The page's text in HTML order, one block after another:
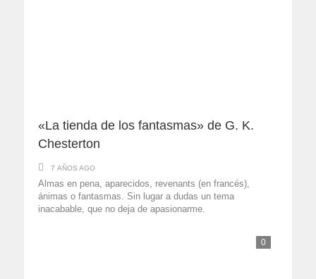
«La tienda de los fantasmas» de G. K.
Chesterton
7 AÑOS AGO
Almas en pena, aparecidos, revenants (en francés),
ánimas o fantasmas. Sin lugar a dudas un tema
inacabable, que no deja de apasionarme.
0